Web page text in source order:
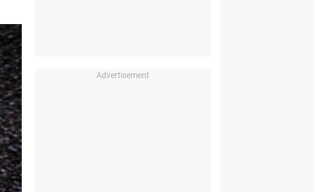
Advertisement